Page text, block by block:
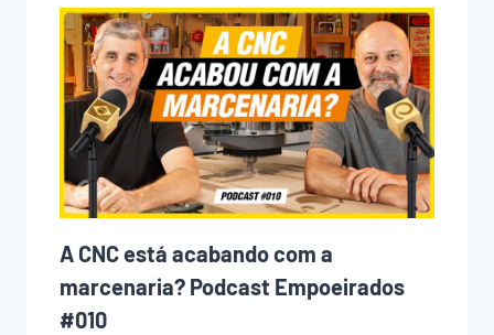
TODO
INICIANTE
NA
MARCENARIA
COMETE
(E
COMO
EVITAR
CADA
UM
DELES)
A CNC está acabando com a
marcenaria? Podcast Empoeirados
#010